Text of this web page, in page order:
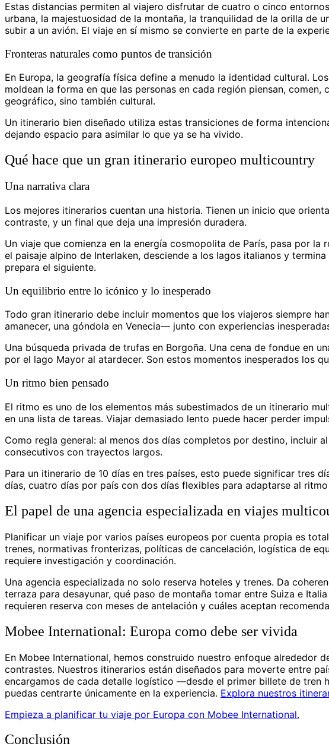
Estas distancias permiten al viajero disfrutar de cuatro o cinco
urbana, la majestuosidad de la montaña, la tranquilidad de la orilla de
subir a un avión. El viaje en sí mismo se convierte en parte de la
Fronteras naturales como puntos de transición
En Europa, la geografía física define a menudo la identidad cultural.
moldean la forma en que las personas en cada región piensan,
geográfico, sino también cultural.
Un itinerario bien diseñado utiliza estas transiciones de forma
dejando espacio para asimilar lo que ya se ha vivido.
Qué hace que un gran itinerario europeo multicountry
Una narrativa clara
Los mejores itinerarios cuentan una historia. Tienen un inicio que
contraste, y un final que deja una impresión duradera.
Un viaje que comienza en la energía cosmopolita de París, pasa por la
el paisaje alpino de Interlaken, desciende a los lagos italianos y
prepara el siguiente.
Un equilibrio entre lo icónico y lo inesperado
Todo gran itinerario debe incluir momentos que los viajeros siempre
amanecer, una góndola en Venecia— junto con experiencias
Una búsqueda privada de trufas en Borgoña. Una cena de fondue en
por el lago Mayor al atardecer. Son estos momentos inesperados los
Un ritmo bien pensado
El ritmo es uno de los elementos más subestimados de un itinerario
en una lista de tareas. Viajar demasiado lento puede hacer perder
Como regla general: al menos dos días completos por destino, incluir
consecutivos con trayectos largos.
Para un itinerario de 10 días en tres países, esto puede significar tres
días, cuatro días por país con dos días flexibles para adaptarse al
El papel de una agencia especializada en viajes
Planificar un viaje por varios países europeos por cuenta propia es
trenes, normativas fronterizas, políticas de cancelación, logística de
requiere investigación y coordinación.
Una agencia especializada no solo reserva hoteles y trenes. Da
terraza para desayunar, qué paso de montaña tomar entre Suiza e
requieren reserva con meses de antelación y cuáles aceptan
Mobee International: Europa como debe ser vivida
En Mobee International, hemos construido nuestro enfoque alrededor
contrastes. Nuestros itinerarios están diseñados para moverte entre
encargamos de cada detalle logístico —desde el primer billete de tren
puedas centrarte únicamente en la experiencia. Explora nuestros
Empieza a planificar tu viaje por Europa con Mobee International.
Conclusión